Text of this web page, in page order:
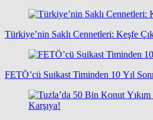
Türkiye’nin Saklı Cennetleri: Keşfe
FETÖ’cü Suikast Timinden 10 Yıl